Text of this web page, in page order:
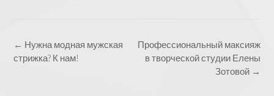
Post
navigation
Профессиональный максияж
в творческой студии Елены
Зотовой →
← Нужна модная мужская
стрижка? К нам!